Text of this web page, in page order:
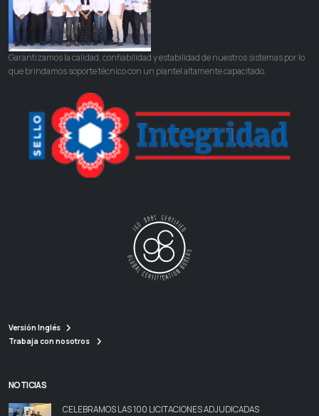
Garantizamos la calidad, confiabilidad y estabilidad de nuestros sistemas por lo
que brindamos soporte técnico con un plantel altamente capacitado.
Versión Inglés
Trabaja con nosotros
NOTICIAS
CELEBRAMOS LAS 100 LICITACIONES ADJUDICADAS